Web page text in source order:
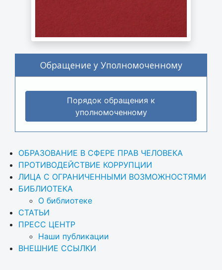
Обращение у Уполномоченному
Порядок обращения к
уполномоченному
ОБРАЗОВАНИЕ В СФЕРЕ ПРАВ ЧЕЛОВЕКА
ПРОТИВОДЕЙСТВИЕ КОРРУПЦИИ
ЛИЦА С ОГРАНИЧЕННЫМИ ВОЗМОЖНОСТЯМИ
БИБЛИОТЕКА
О библиотеке
СТАТЬИ
ПРЕСС ЦЕНТР
Наши публикации
ВНЕШНИЕ ССЫЛКИ